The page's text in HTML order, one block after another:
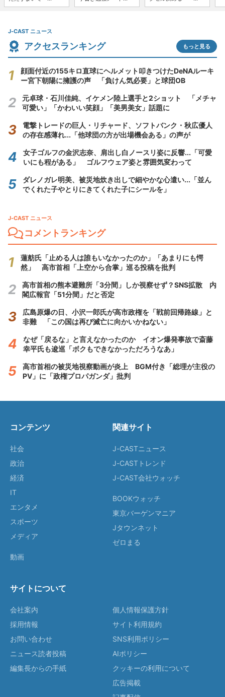
J-CAST ニュース
アクセスランキング もっと見る
顔面付近の155キロ直球にヘルメット叩きつけたDeNAルーキ
ー宮下朝陽に擁護の声 「負けん気必要」と球団OB
元卓球・石川佳純、イケメン陸上選手と2ショット 「メチャ
可愛い」「かわいい笑顔」「美男美女」話題に
電撃トレードの巨人・リチャード、ソフトバンク・秋広優人
の存在感薄れ...「他球団の方が出場機会ある」の声が
女子ゴルフの金沢志奈、肩出し白ノースリ姿に反響...「可愛
いにも程がある」 ゴルフウェア姿と雰囲気変わって
ダレノガレ明美、被災地炊き出しで細やかな心遣い...「並ん
でくれた子やとりにきてくれた子にシールを」
J-CAST ニュース
コメントランキング
蓮舫氏「止める人は誰もいなかったのか」「あまりにも愕
然」 高市首相「上空から合掌」巡る投稿を批判
高市首相の熊本避難所「3分間」しか視察せず？SNS拡散 内
閣広報官「51分間」だと否定
広島原爆の日、小沢一郎氏が高市政権を「戦前回帰路線」と
非難 「この国は再び滅亡に向かいかねない」
なぜ「戻るな」と言えなかったのか イオン爆発事故で斎藤
幸平氏も逡巡「ボクもできなかっただろうなあ」
高市首相の被災地視察動画が炎上 BGM付き「総理が主役の
PV」に「政権プロパガンダ」批判
コンテンツ
社会
政治
経済
IT
エンタメ
スポーツ
メディア
動画
関連サイト
J-CASTニュース
J-CASTトレンド
J-CAST会社ウォッチ
BOOKウォッチ
東京バーゲンマニア
Jタウンネット
ゼロまる
サイトについて
会社案内
採用情報
お問い合わせ
ニュース読者投稿
編集長からの手紙
個人情報保護方針
サイト利用規約
SNS利用ポリシー
AIポリシー
クッキーの利用について
広告掲載